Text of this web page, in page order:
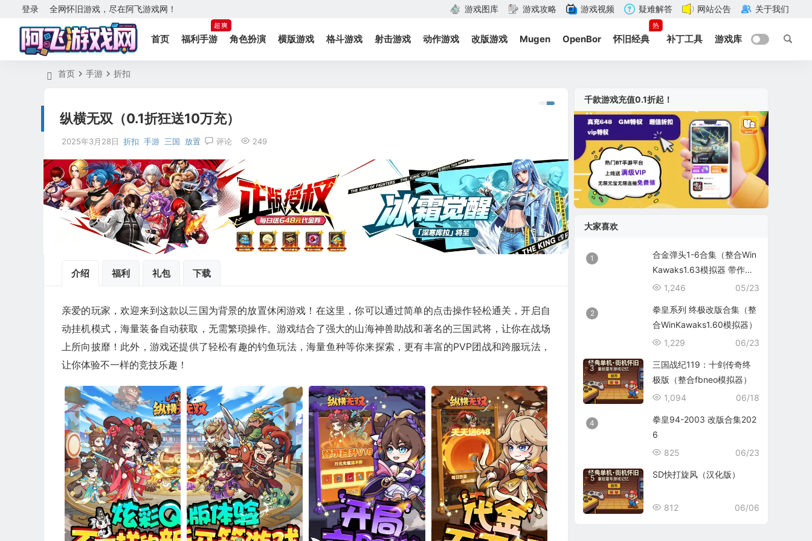
全网怀旧游戏，尽在阿飞游戏网！
登录 游戏图库 游戏攻略 游戏视频 疑难解答 网站公告 关于我们
首页 福利手游
超爽
角色扮演 横版游戏 格斗游戏 射击游戏 动作游戏 改版游戏 Mugen OpenBor 怀旧经典
热
补丁工具 游戏库
首页 手游 折扣
纵横无双（0.1折狂送10万充）
2025年3月28日 折扣 手游 三国 放置 评论 249
介绍 福利 礼包 下载
亲爱的玩家，欢迎来到这款以三国为背景的放置休闲游戏！在这里，你可以通过简单的点击操作轻松通关，开启自
动挂机模式，海量装备自动获取，无需繁琐操作。游戏结合了强大的山海神兽助战和著名的三国武将，让你在战场
上所向披靡！此外，游戏还提供了轻松有趣的钓鱼玩法，海量鱼种等你来探索，更有丰富的PVP团战和跨服玩法，
让你体验不一样的竞技乐趣！
千款游戏充值0.1折起！
大家喜欢
1
合金弹头1-6合集（整合Win
Kawaks1.63模拟器 带作弊
码）
05/23
1,246
2
拳皇系列 终极改版合集（整
合WinKawaks1.60模拟器）
06/23
1,229
3
三国战纪119：十剑传奇终
极版（整合fbneo模拟器）
06/18
1,094
4
拳皇94-2003 改版合集202
6
06/23
825
5 SD快打旋风（汉化版）
06/06
812